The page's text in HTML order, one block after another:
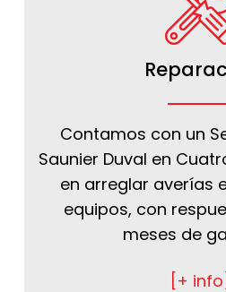
Contamos con un
Saunier Duval en
en arreglar averías
equipos, con
meses de
[+ info]